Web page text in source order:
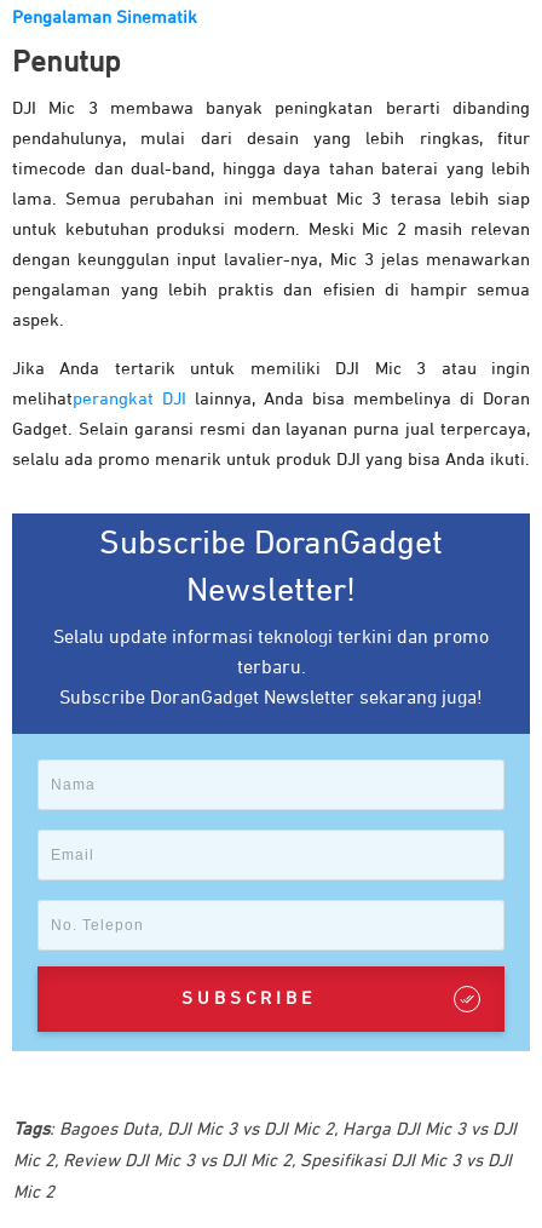
Pengalaman Sinematik
Penutup
DJI Mic 3 membawa banyak peningkatan berarti dibanding
pendahulunya, mulai dari desain yang lebih ringkas, fitur
timecode dan dual-band, hingga daya tahan baterai yang lebih
lama. Semua perubahan ini membuat Mic 3 terasa lebih siap
untuk kebutuhan produksi modern. Meski Mic 2 masih relevan
dengan keunggulan input lavalier-nya, Mic 3 jelas menawarkan
pengalaman yang lebih praktis dan efisien di hampir semua
aspek.
Jika Anda tertarik untuk memiliki DJI Mic 3 atau ingin
melihatperangkat DJI
lainnya, Anda bisa membelinya di Doran
Gadget. Selain garansi resmi dan layanan purna jual terpercaya,
selalu ada promo menarik untuk produk DJI yang bisa Anda ikuti.
Subscribe DoranGadget
Newsletter!
Selalu update informasi teknologi terkini dan promo
terbaru.
Subscribe DoranGadget Newsletter sekarang juga!
SUBSCRIBE
Tags: Bagoes Duta, DJI Mic 3 vs DJI Mic 2, Harga DJI Mic 3 vs DJI
Mic 2, Review DJI Mic 3 vs DJI Mic 2, Spesifikasi DJI Mic 3 vs DJI
Mic 2